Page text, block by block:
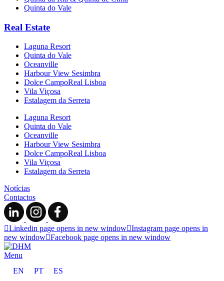
Quinta do Vale
Real Estate
Laguna Resort
Quinta do Vale
Oceanville
Harbour View Sesimbra
Dolce CampoReal Lisboa
Vila Viçosa
Estalagem da Serreta
Laguna Resort
Quinta do Vale
Oceanville
Harbour View Sesimbra
Dolce CampoReal Lisboa
Vila Viçosa
Estalagem da Serreta
Notícias
Contactos
Linkedin page opens in new window Instagram page opens in
new window Facebook page opens in new window
Menu
EN
PT ES